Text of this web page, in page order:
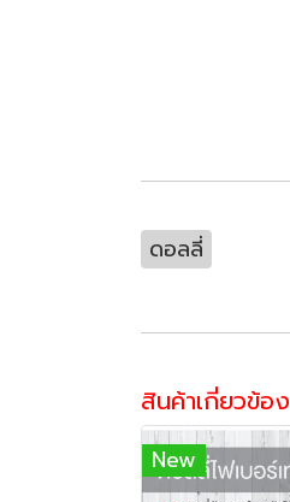
ดอลลี่
สินค้าเกี่ยวข้อง
New